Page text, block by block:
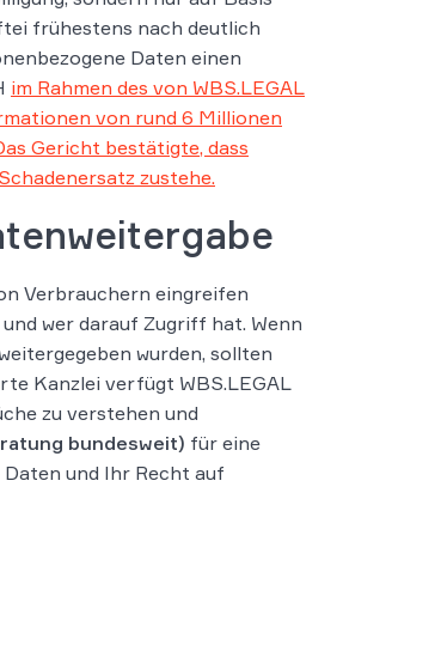
frühestens nach deutlich
Daten einen
im Rahmen des von WBS.LEGAL
von rund 6 Millionen
Gericht bestätigte, dass
zustehe.
Verbrauchern eingreifen
wer darauf Zugriff hat. Wenn
wurden, sollten
Kanzlei verfügt WBS.LEGAL
zu verstehen und
bundesweit) für eine
und Ihr Recht auf